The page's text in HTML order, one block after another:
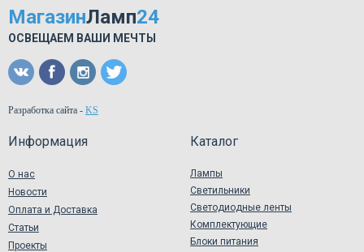
МагазинЛамп24
ОСВЕЩАЕМ ВАШИ МЕЧТЫ
Разработка сайта - KS
Информация
О нас
Новости
Оплата и Доставка
Статьи
Проекты
Каталог
Лампы
Светильники
Светодиодные ленты
Комплектующие
Блоки питания